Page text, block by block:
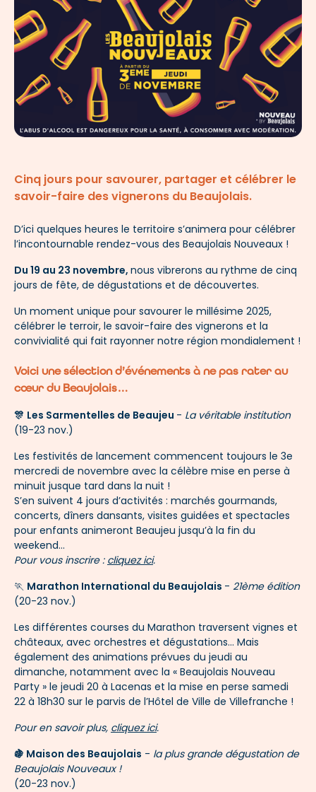
Cinq jours pour savourer, partager et célébrer le
savoir-faire des vignerons du Beaujolais.
D’ici quelques heures le territoire s’animera pour célébrer
l’incontournable rendez-vous des Beaujolais Nouveaux !
Du 19 au 23 novembre, nous vibrerons au rythme de cinq
jours de fête, de dégustations et de découvertes.
Un moment unique pour savourer le millésime 2025,
célébrer le terroir, le savoir-faire des vignerons et la
convivialité qui fait rayonner notre région mondialement !
Voici une sélection d’événements à ne pas rater au
cœur du Beaujolais…
🎊​ Les Sarmentelles de Beaujeu - La véritable institution
(19-23 nov.)
Les festivités de lancement commencent toujours le 3e
mercredi de novembre avec la célèbre mise en perse à
minuit jusque tard dans la nuit !
S’en suivent 4 jours d’activités : marchés gourmands,
concerts, dîners dansants, visites guidées et spectacles
pour enfants animeront Beaujeu jusqu’à la fin du
weekend…
Pour vous inscrire : cliquez ici.
🏃 Marathon International du Beaujolais - 21ème édition
(20-23 nov.)
Les différentes courses du Marathon traversent vignes et
châteaux, avec orchestres et dégustations… Mais
également des animations prévues du jeudi au
dimanche, notamment avec la « Beaujolais Nouveau
Party » le jeudi 20 à Lacenas et la mise en perse samedi
22 à 18h30 sur le parvis de l’Hôtel de Ville de Villefranche !
Pour en savoir plus, cliquez ici.
🍇​ Maison des Beaujolais - la plus grande dégustation de
Beaujolais Nouveaux !
(20-23 nov.)